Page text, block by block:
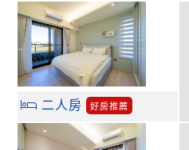
二人房
好房推薦